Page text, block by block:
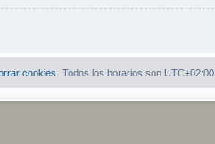
Todos los horarios son UTC+02:00
cookies